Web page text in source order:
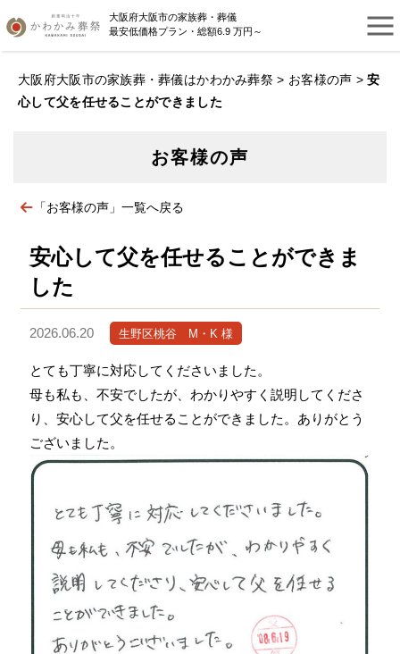
大阪府大阪市の家族葬・葬儀
最安低価格プラン・総額6.9 万円～
大阪府大阪市の家族葬・葬儀はかわかみ葬祭 > お客様の声 >安
心して父を任せることができました
お客様の声
「お客様の声」一覧へ戻る
安心して父を任せることができま
した
2026.06.20 生野区桃谷 M・K 様
とても丁寧に対応してくださいました。
母も私も、不安でしたが、わかりやすく説明してくださ
り、安心して父を任せることができました。ありがとう
ございました。